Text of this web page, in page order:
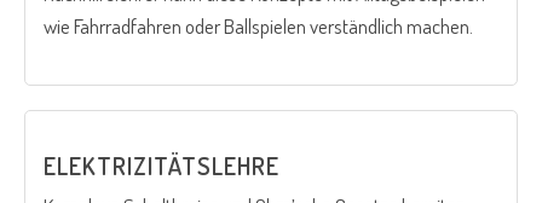
wie Fahrradfahren oder Ballspielen verständlich machen.
ELEKTRIZITÄTSLEHRE